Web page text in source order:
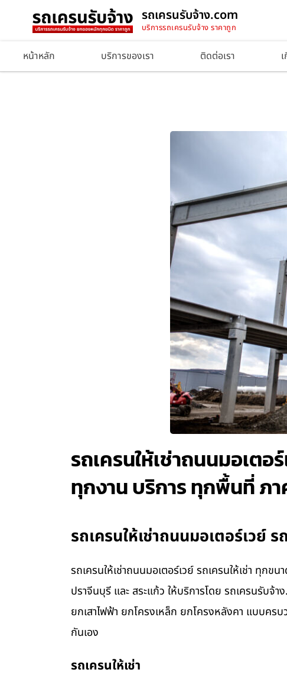
รถเครนรับจ้าง.com
บริการรถเครนรับจ้าง ราคาถูก
หน้าหลัก บริการของเรา ติดต่อเรา
รถเครนให้เช่าถนนมอเตอ
ทุกงาน บริการ ทุกพื้นที่ ภ
รถเครนให้เช่าถนนมอเตอร์เวย์
รถเครนให้เช่าถนนมอเตอร์เวย์ รถเครนให้เช่า ทุก
ปราจีนบุรี และ สระแก้ว ให้บริการโดย รถเครนรับ
ยกเสาไฟฟ้า ยกโครงเหล็ก ยกโครงหลังคา แบบค
กันเอง
รถเครนให้เช่า